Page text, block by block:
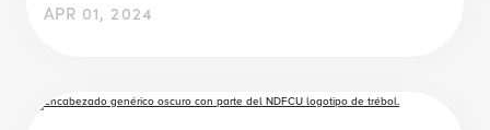
APR 01, 2024